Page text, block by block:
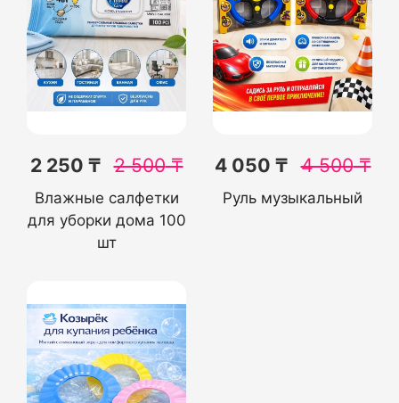
2 250 ₸ 2 500₸
Влажные салфетки
для уборки дома 100
шт
4 050 ₸ 4 500₸
Руль музыкальный